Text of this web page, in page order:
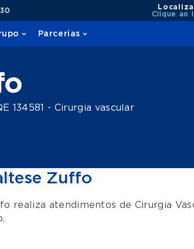
Clique ao
Parcerias
134581 - Cirurgia vascular
Zuffo
realiza atendimentos de Cirurgia
.